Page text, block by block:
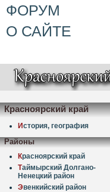
ФОРУМ
О САЙТЕ
Красноярский край
История, география
Районы
Красноярский край
Таймырский Долгано-
Ненецкий район
Эвенкийский район